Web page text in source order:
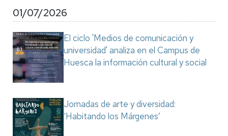
01/07/2026
El ciclo 'Medios de comunicación y
universidad' analiza en el Campus de
Huesca la información cultural y social
Jornadas de arte y diversidad:
‘Habitando los Márgenes’